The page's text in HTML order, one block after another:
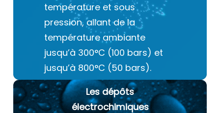
température et sous
pression, allant de la
température ambiante
jusqu’à 300°C (100 bars) et
jusqu’à 800°C (50 bars).
Les dépôts
électrochimiques